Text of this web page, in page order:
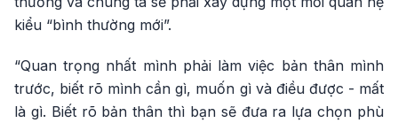
kiểu “bình thường mới”.
“Quan trọng nhất mình phải làm việc bản thân mình
trước, biết rõ mình cần gì, muốn gì và điều được - mất
là gì. Biết rõ bản thân thì bạn sẽ đưa ra lựa chọn phù